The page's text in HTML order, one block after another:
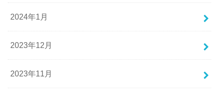
2024年1月
2023年12月
2023年11月